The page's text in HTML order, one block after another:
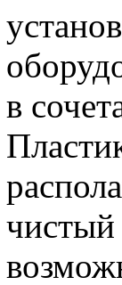
в
чистый